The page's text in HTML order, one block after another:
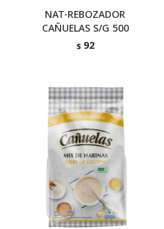
NAT-REBOZADOR
CAÑUELAS S/G 500
$ 92